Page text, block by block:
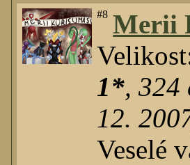
#8 Merii
1*,324
12.
Veselé